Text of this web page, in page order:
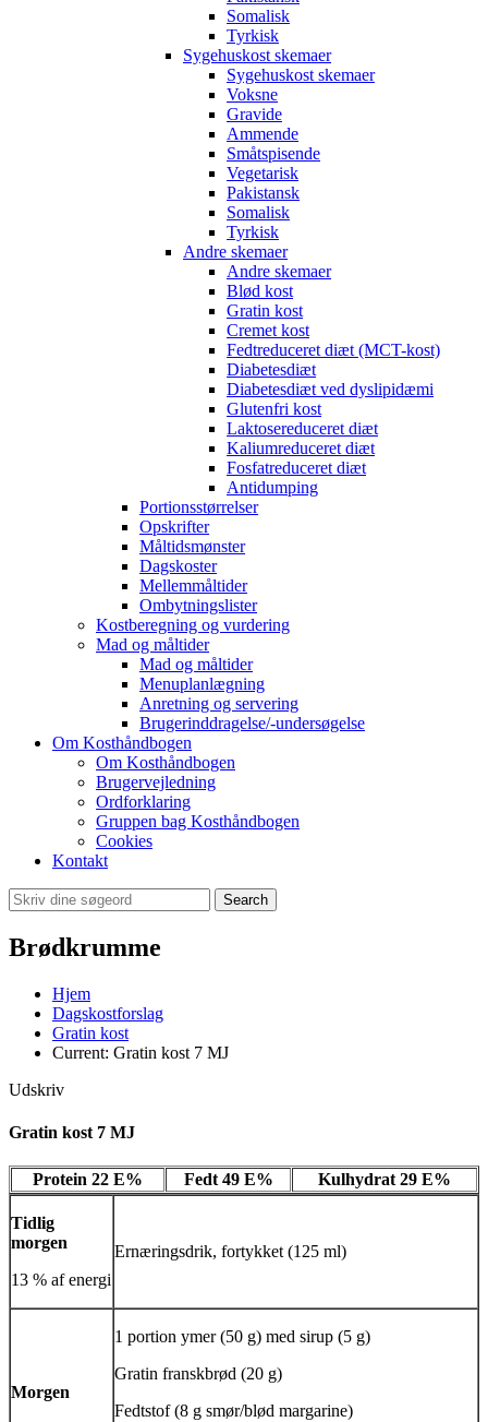
Somalisk
Tyrkisk
Sygehuskost skemaer
Sygehuskost skemaer
Voksne
Gravide
Ammende
Småtspisende
Vegetarisk
Pakistansk
Somalisk
Tyrkisk
Andre skemaer
Andre skemaer
Blød kost
Gratin kost
Cremet kost
Fedtreduceret diæt (MCT-kost)
Diabetesdiæt
Diabetesdiæt ved dyslipidæmi
Glutenfri kost
Laktosereduceret diæt
Kaliumreduceret diæt
Fosfatreduceret diæt
Antidumping
Portionsstørrelser
Opskrifter
Måltidsmønster
Dagskoster
Mellemmåltider
Ombytningslister
Kostberegning og vurdering
Mad og måltider
Mad og måltider
Menuplanlægning
Anretning og servering
Brugerinddragelse/-undersøgelse
Om Kosthåndbogen
Om Kosthåndbogen
Brugervejledning
Ordforklaring
Gruppen bag Kosthåndbogen
Cookies
Kontakt
Search
Brødkrumme
Hjem
Dagskostforslag
Gratin kost
Current: Gratin kost 7 MJ
Udskriv
Gratin kost 7 MJ
Protein 22 E% Fedt 49 E% Kulhydrat 29 E%
Tidlig
morgen
13 % af energi
Ernæringsdrik, fortykket (125 ml)
Morgen
1 portion ymer (50 g) med sirup (5 g)
Gratin franskbrød (20 g)
Fedtstof (8 g smør/blød margarine)